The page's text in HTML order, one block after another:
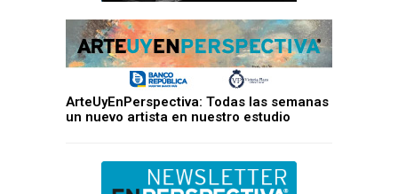
ArteUyEnPerspectiva: Todas las semanas
un nuevo artista en nuestro estudio